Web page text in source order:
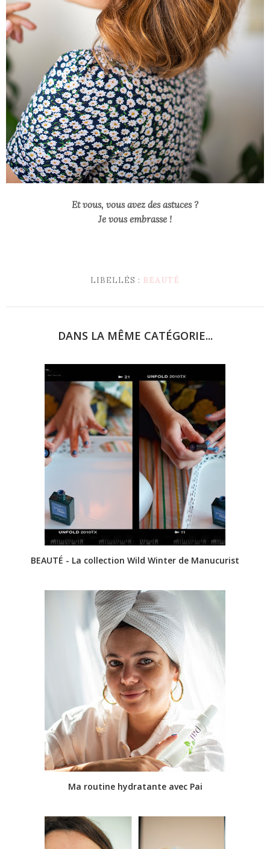
Et vous, vous avez des astuces ?
Je vous embrasse !
LIBELLÉS : BEAUTÉ
DANS LA MÊME CATÉGORIE...
BEAUTÉ - La collection Wild Winter de Manucurist
Ma routine hydratante avec Pai